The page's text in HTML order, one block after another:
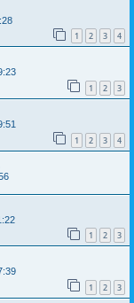
1 2 3 4
1 2 3
1 2 3 4
1 2 3
1 2 3